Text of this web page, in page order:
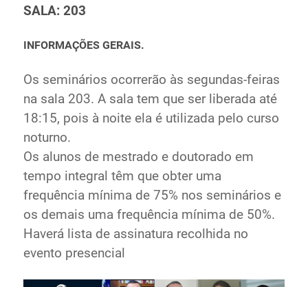
SALA: 203
INFORMAÇÕES GERAIS.
Os seminários ocorrerão às segundas-feiras
na sala 203. A sala tem que ser liberada até
18:15, pois à noite ela é utilizada pelo curso
noturno.
Os alunos de mestrado e doutorado em
tempo integral têm que obter uma
frequência mínima de 75% nos seminários e
os demais uma frequência mínima de 50%.
Haverá lista de assinatura recolhida no
evento presencial